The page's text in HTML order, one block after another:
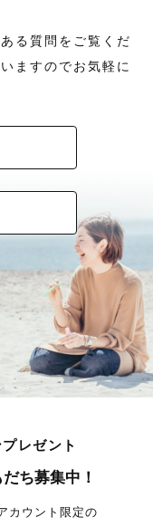
る質問をご覧くだ
ますのでお気軽に
レゼント
ち募集中！
カウント限定の